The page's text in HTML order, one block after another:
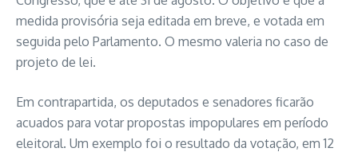
medida provisória seja editada em breve, e votada em
seguida pelo Parlamento. O mesmo valeria no caso de
projeto de lei.
Em contrapartida, os deputados e senadores ficarão
acuados para votar propostas impopulares em período
eleitoral. Um exemplo foi o resultado da votação, em 12